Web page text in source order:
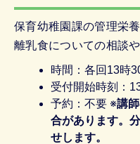
保育幼稚園課の管理栄
離乳食についての相談
時間：各回13時
受付開始時刻：
予約：不要 ※講
合があります。
せします。